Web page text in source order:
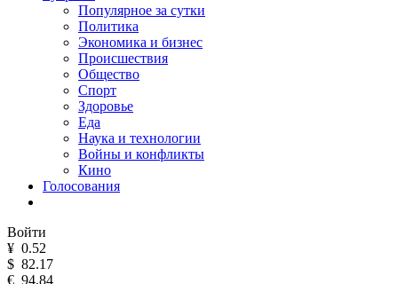
Популярное за сутки
Политика
Экономика и бизнес
Происшествия
Общество
Спорт
Здоровье
Еда
Наука и технологии
Войны и конфликты
Кино
Голосования
Войти
¥ 0.52
$ 82.17
€ 94.84